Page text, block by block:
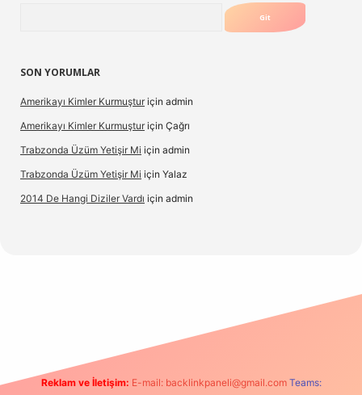
SON YORUMLAR
Amerikayı Kimler Kurmuştur için admin
Amerikayı Kimler Kurmuştur için Çağrı
Trabzonda Üzüm Yetişir Mi için admin
Trabzonda Üzüm Yetişir Mi için Yalaz
2014 De Hangi Diziler Vardı için admin
Reklam ve İletişim: E-mail: backlinkpaneli@gmail.com Teams: